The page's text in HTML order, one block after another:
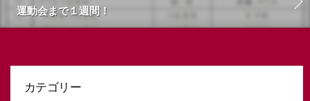
運動会まで１週間！
カテゴリー